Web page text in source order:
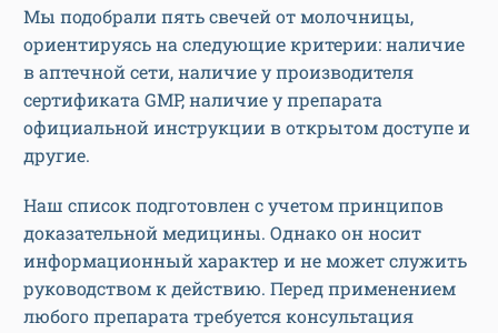
Мы подобрали пять свечей от молочницы,
ориентируясь на следующие критерии: наличие
в аптечной сети, наличие у производителя
сертификата GMP, наличие у препарата
официальной инструкции в открытом доступе и
другие.
Наш список подготовлен с учетом принципов
доказательной медицины. Однако он носит
информационный характер и не может служить
руководством к действию. Перед применением
любого препарата требуется консультация